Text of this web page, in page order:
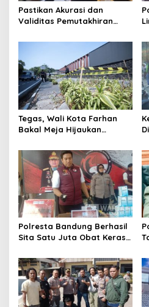
Pastikan Akurasi dan
Validitas Pemutakhiran
Cimahi Lakukan
Tegas, Wali Kota Farhan
Bakal Meja Hijaukan
Riau
Polresta Bandung Berhasil
Sita Satu Juta Obat Keras
Kasus Narkoba